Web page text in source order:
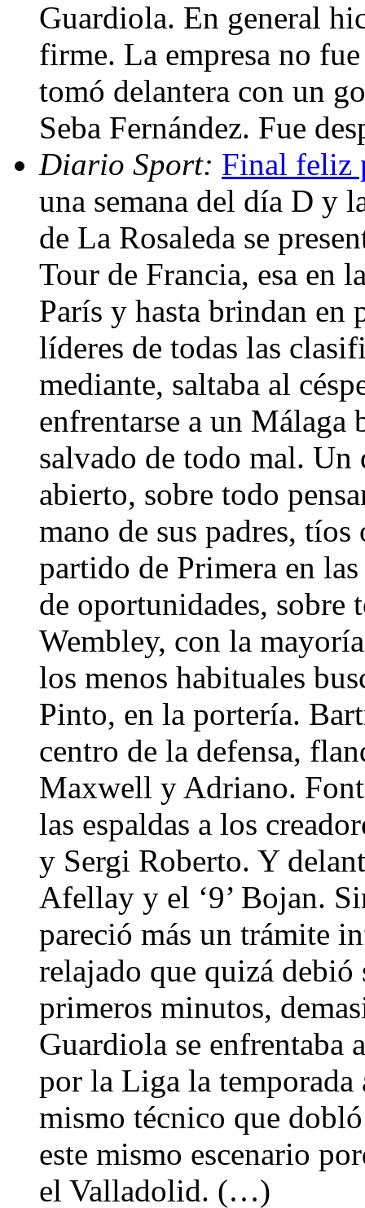
Guardiola. En general
firme. La empresa no
tomó delantera con un
Seba Fernández. Fue
Diario Sport: Final feliz
una semana del día D y
de La Rosaleda se
Tour de Francia, esa en
París y hasta brindan en
líderes de todas las
mediante, saltaba al
enfrentarse a un
salvado de todo mal.
abierto, sobre todo
mano de sus padres, tíos
partido de Primera en
de oportunidades, sobre
Wembley, con la
los menos habituales
Pinto, en la portería.
centro de la defensa,
Maxwell y Adriano.
las espaldas a los
y Sergi Roberto. Y
Afellay y el ‘9’ Bojan.
pareció más un trámite
relajado que quizá debió
primeros minutos,
Guardiola se enfrentaba
por la Liga la
mismo técnico que
este mismo escenario
el Valladolid. (…)